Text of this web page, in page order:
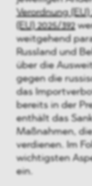
Verordnung (EU)
(EU) 2025/392
weitgehend
Russland und
über die
gegen die
das
bereits in der
enthält das
Maßnahmen,
verdienen. Im
wichtigsten
ein.